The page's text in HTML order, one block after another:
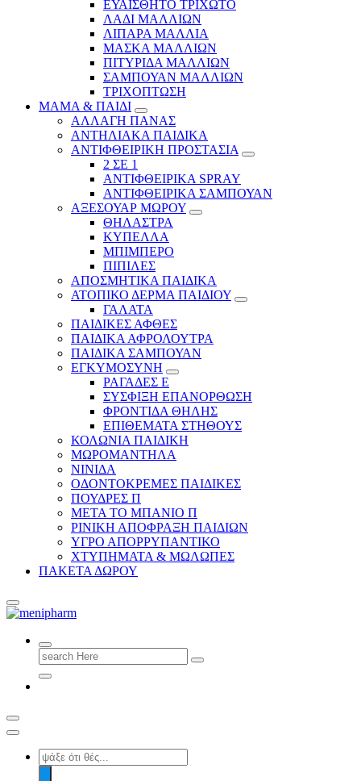
ΕΥΑΙΣΘΗΤΟ ΤΡΙΧΩΤΟ
ΛΑΔΙ ΜΑΛΛΙΩΝ
ΛΙΠΑΡΑ ΜΑΛΛΙΑ
ΜΑΣΚΑ ΜΑΛΛΙΩΝ
ΠΙΤΥΡΙΔΑ ΜΑΛΛΙΩΝ
ΣΑΜΠΟΥΑΝ ΜΑΛΛΙΩΝ
ΤΡΙΧΟΠΤΩΣΗ
ΜΑΜΑ & ΠΑΙΔΙ
ΑΛΛΑΓΗ ΠΑΝΑΣ
ΑΝΤΗΛΙΑΚΑ ΠΑΙΔΙΚΑ
ΑΝΤΙΦΘΕΙΡΙΚΗ ΠΡΟΣΤΑΣΙΑ
2 ΣΕ 1
ΑΝΤΙΦΘΕΙΡΙΚΑ SPRAY
ΑΝΤΙΦΘΕΙΡΙΚΑ ΣΑΜΠΟΥΑΝ
ΑΞΕΣΟΥΑΡ ΜΩΡΟΥ
ΘΗΛΑΣΤΡΑ
ΚΥΠΕΛΛΑ
ΜΠΙΜΠΕΡΟ
ΠΙΠΙΛΕΣ
ΑΠΟΣΜΗΤΙΚΑ ΠΑΙΔΙΚΑ
ΑΤΟΠΙΚΟ ΔΕΡΜΑ ΠΑΙΔΙΟΥ
ΓΑΛΑΤΑ
ΠΑΙΔΙΚΕΣ ΑΦΘΕΣ
ΠΑΙΔΙΚΑ ΑΦΡΟΛΟΥΤΡΑ
ΠΑΙΔΙΚΑ ΣΑΜΠΟΥΑΝ
ΕΓΚΥΜΟΣΥΝΗ
ΡΑΓΑΔΕΣ Ε
ΣΥΣΦΙΞΗ ΕΠΑΝΟΡΘΩΣΗ
ΦΡΟΝΤΙΔΑ ΘΗΛΗΣ
ΕΠΙΘΕΜΑΤΑ ΣΤΗΘΟΥΣ
ΚΟΛΩΝΙΑ ΠΑΙΔΙΚΗ
ΜΩΡΟΜΑΝΤΗΛΑ
ΝΙΝΙΔΑ
ΟΔΟΝΤΟΚΡΕΜΕΣ ΠΑΙΔΙΚΕΣ
ΠΟΥΔΡΕΣ Π
ΜΕΤΑ ΤΟ ΜΠΑΝΙΟ Π
ΡΙΝΙΚΗ ΑΠΟΦΡΑΞΗ ΠΑΙΔΙΩΝ
ΥΓΡΟ ΑΠΟΡΡΥΠΑΝΤΙΚΟ
ΧΤΥΠΗΜΑΤΑ & ΜΩΛΩΠΕΣ
ΠΑΚΕΤΑ ΔΩΡΟΥ
shop 2 easily
Search
for:
Products
search